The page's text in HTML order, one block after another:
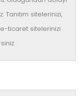
sitelerinizi,
e-ticaret sitelerinizi